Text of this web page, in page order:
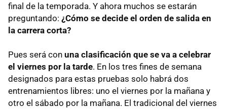
final de la temporada. Y ahora muchos se estarán
preguntando: ¿Cómo se decide el orden de salida en
la carrera corta?
Pues será con una clasificación que se va a celebrar
el viernes por la tarde. En los tres fines de semana
designados para estas pruebas solo habrá dos
entrenamientos libres: uno el viernes por la mañana y
otro el sábado por la mañana. El tradicional del viernes